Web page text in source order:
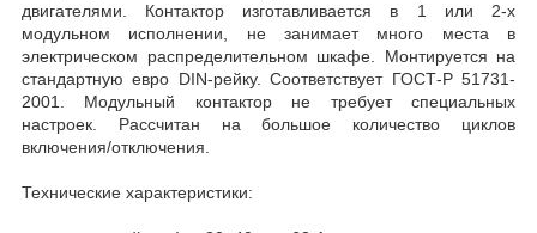
двигателями. Контактор изготавливается в 1 или 2-х
модульном исполнении, не занимает много места в
электрическом распределительном шкафе. Монтируется на
стандартную евро DIN-рейку. Соответствует ГОСТ-Р 51731-
2001. Модульный контактор не требует специальных
настроек. Рассчитан на большое количество циклов
включения/отключения.
Технические характеристики: